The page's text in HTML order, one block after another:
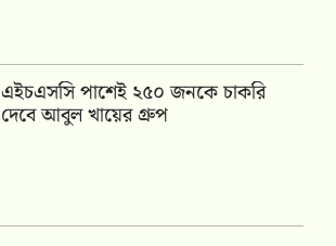
এইচএসসি পাশেই ২৫০ জনকে চাকরি
দেবে আবুল খায়ের গ্রুপ